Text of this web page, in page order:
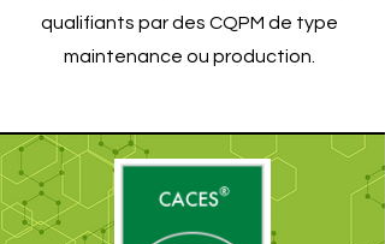
qualifiants par des CQPM de type
maintenance ou production.